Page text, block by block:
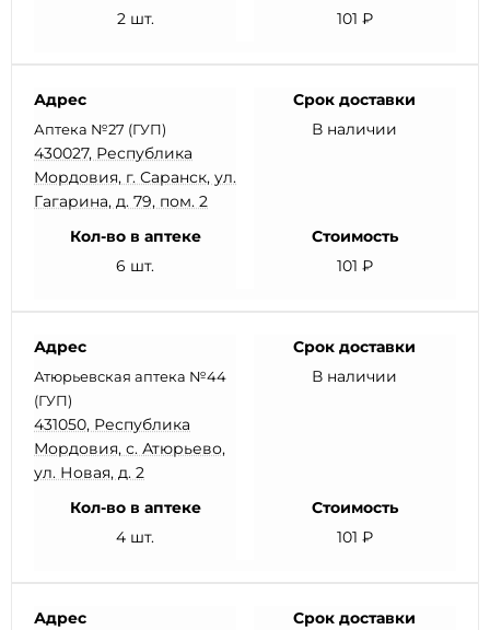
2 шт.
101 ₽
Адрес
Аптека №27 (ГУП)
430027, Республика
Мордовия, г. Саранск, ул.
Гагарина, д. 79, пом. 2
Срок доставки
В наличии
Кол-во в аптеке
6 шт.
Стоимость
101 ₽
Адрес
Атюрьевская аптека №44
(ГУП)
431050, Республика
Мордовия, с. Атюрьево,
ул. Новая, д. 2
Срок доставки
В наличии
Кол-во в аптеке
4 шт.
Стоимость
101 ₽
Адрес
Срок доставки